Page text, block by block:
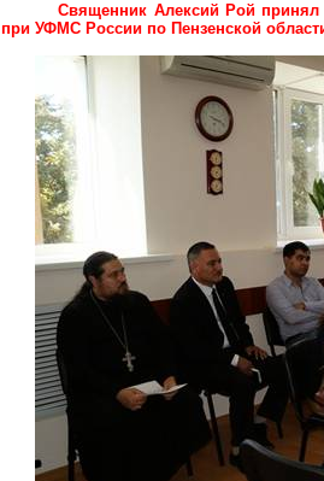
Священник Алексий Рой принял
при УФМС России по Пензенской